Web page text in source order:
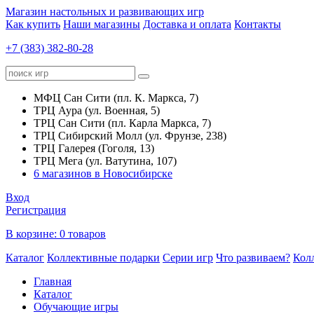
Магазин настольных и развивающих игр
Как купить Наши магазины Доставка и оплата Контакты
+7 (383) 382-80-28
МФЦ Сан Сити (пл. К. Маркса, 7)
ТРЦ Аура (ул. Военная, 5)
ТРЦ Сан Сити (пл. Карла Маркса, 7)
ТРЦ Сибирский Молл (ул. Фрунзе, 238)
ТРЦ Галерея (Гоголя, 13)
ТРЦ Мега (ул. Ватутина, 107)
6 магазинов в Новосибирске
Вход
Регистрация
В корзине: 0 товаров
Каталог Коллективные подарки Серии игр Что развиваем?
Главная
Каталог
Обучающие игры